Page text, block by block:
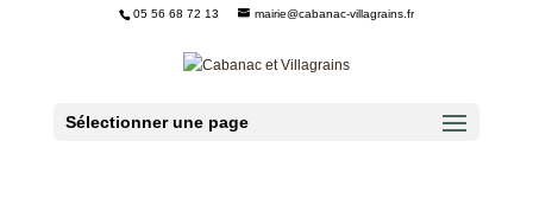
05 56 68 72 13 mairie@cabanac-villagrains.fr
Sélectionner une page